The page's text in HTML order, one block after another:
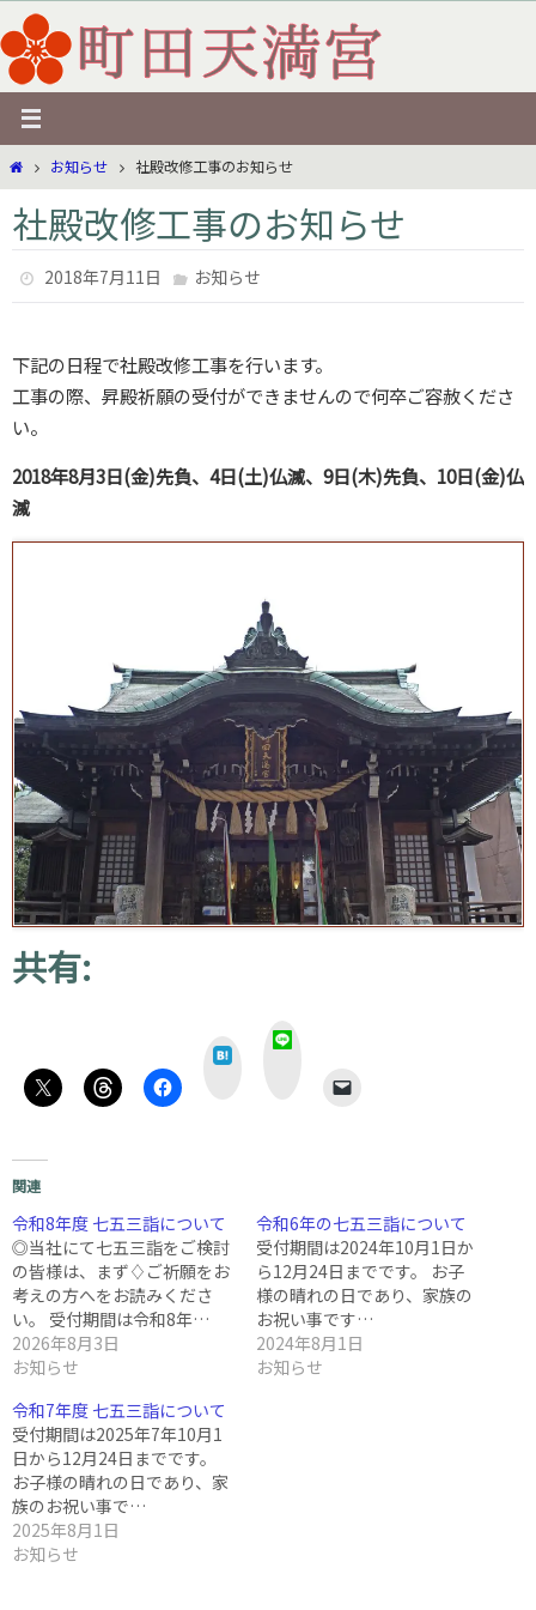
ン
テ
ツ
へ
キ
ホ
ー
ム
お知らせ 社殿改修工事のお知らせ
社殿改修工事のお知らせ
2018年7月11日 お知らせ
下記の日程で社殿改修工事を行います。
工事の際、昇殿祈願の受付ができませんので何卒ご容赦くださ
い。
2018年8月3日(金)先負、4日(土)仏滅、9日(木)先負、10日(金)仏
滅
共有:
関連
令和8年度 七五三詣について
◎当社にて七五三詣をご検討
の皆様は、まず♢ご祈願をお
考えの方へをお読みくださ
い。 受付期間は令和8年…
2026年8月3日
お知らせ
令和6年の七五三詣について
受付期間は2024年10月1日か
ら12月24日までです。 お子
様の晴れの日であり、家族の
お祝い事です…
2024年8月1日
お知らせ
令和7年度 七五三詣について
受付期間は2025年7年10月1
日から12月24日までです。
お子様の晴れの日であり、家
族のお祝い事で…
2025年8月1日
お知らせ